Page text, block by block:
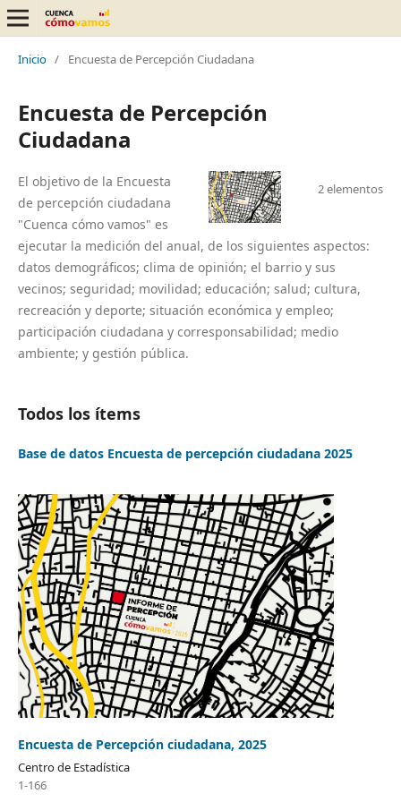
Inicio / Encuesta de Percepción Ciudadana
Encuesta de Percepción
Ciudadana
2 elementos
El objetivo de la Encuesta
de percepción ciudadana
"Cuenca cómo vamos" es
ejecutar la medición del anual, de los siguientes aspectos:
datos demográficos; clima de opinión; el barrio y sus
vecinos; seguridad; movilidad; educación; salud; cultura,
recreación y deporte; situación económica y empleo;
participación ciudadana y corresponsabilidad; medio
ambiente; y gestión pública.
Todos los ítems
Base de datos Encuesta de percepción ciudadana 2025
Encuesta de Percepción ciudadana, 2025
Centro de Estadística
1-166